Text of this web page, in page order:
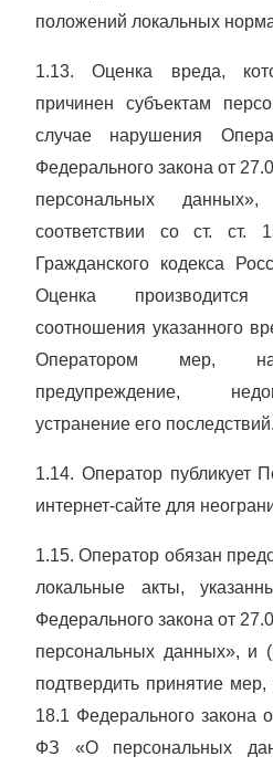
положений локальных
1.13. Оценка вреда,
причинен субъектам
случае нарушения
Федерального закона от
персональных
соответствии со ст. ст.
Гражданского кодекса
Оценка
соотношения указанного
Оператором мер,
предупреждение,
устранение его последствий.
1.14. Оператор публикует
интернет-сайте для
1.15. Оператор обязан
локальные акты,
Федерального закона от
персональных данных», и
подтвердить принятие
18.1 Федерального закона
ФЗ «О персональных